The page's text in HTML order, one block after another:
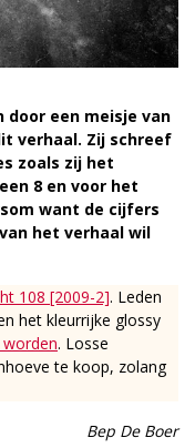
door een meisje van
verhaal. Zij schreef
zoals zij het
8 en voor het
want de cijfers
het verhaal wil
108 [2009-2]. Leden
het kleurrijke glossy
. Losse
te koop, zolang
Bep De Boer